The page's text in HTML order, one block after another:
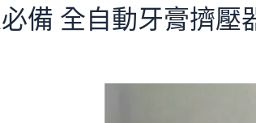
備 全自動牙膏擠壓